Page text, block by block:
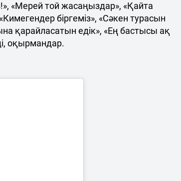
«Мерей той жасаңыздар», «Қайта
біргеміз», «Сәкен турасын
қарайласатын едік», «Ең бастысы ақ
оқырмандар.